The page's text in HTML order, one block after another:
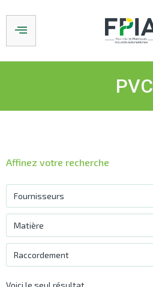
PVC
Affinez votre recherche
Fournisseurs
Matière
Raccordement
Voici le seul résultat